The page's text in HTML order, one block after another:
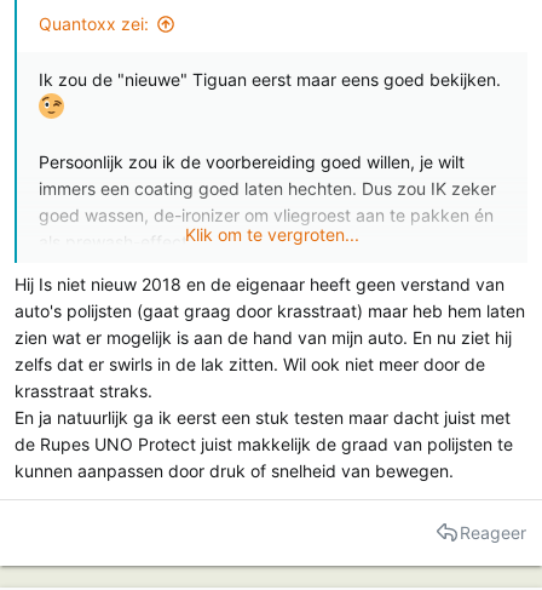
Quantoxx zei:
Ik zou de "nieuwe" Tiguan eerst maar eens goed bekijken.
Persoonlijk zou ik de voorbereiding goed willen, je wilt
immers een coating goed laten hechten. Dus zou IK zeker
goed wassen, de-ironizer om vliegroest aan te pakken én
als prewash-effect,
om eventuele LSP en vervuiling te verwijderen. (En
waarschijnlijk zelfs iets meer hoogglans)
Klik om te vergroten...
Hij Is niet nieuw 2018 en de eigenaar heeft geen verstand van
auto's polijsten (gaat graag door krasstraat) maar heb hem laten
zien wat er mogelijk is aan de hand van mijn auto. En nu ziet hij
zelfs dat er swirls in de lak zitten. Wil ook niet meer door de
krasstraat straks.
En ja natuurlijk ga ik eerst een stuk testen maar dacht juist met
de Rupes UNO Protect juist makkelijk de graad van polijsten te
kunnen aanpassen door druk of snelheid van bewegen.
Reageer